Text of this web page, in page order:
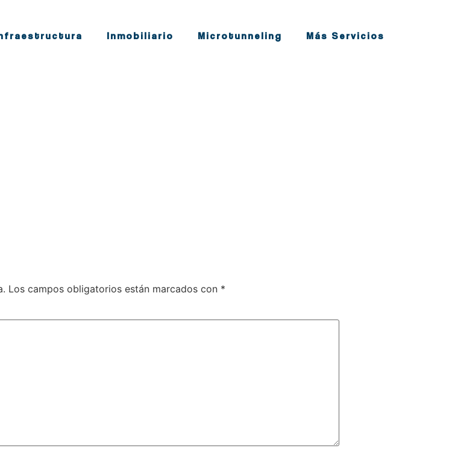
Inmobiliario Microtunneling Más Servicios
Los campos obligatorios están marcados con *